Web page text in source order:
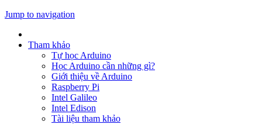
Jump to navigation
Tham khảo
Tự học Arduino
Học Arduino cần những gì?
Giới thiệu về Arduino
Raspberry Pi
Intel Galileo
Intel Edison
Tài liệu tham khảo